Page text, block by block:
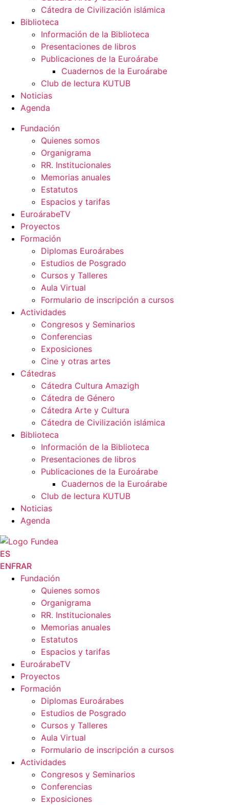
Cátedra de Civilización islámica
Biblioteca
Información de la Biblioteca
Presentaciones de libros
Publicaciones de la Euroárabe
Cuadernos de la Euroárabe
Club de lectura KUTUB
Noticias
Agenda
Fundación
Quienes somos
Organigrama
RR. Institucionales
Memorias anuales
Estatutos
Espacios y tarifas
EuroárabeTV
Proyectos
Formación
Diplomas Euroárabes
Estudios de Posgrado
Cursos y Talleres
Aula Virtual
Formulario de inscripción a cursos
Actividades
Congresos y Seminarios
Conferencias
Exposiciones
Cine y otras artes
Cátedras
Cátedra Cultura Amazigh
Cátedra de Género
Cátedra Arte y Cultura
Cátedra de Civilización islámica
Biblioteca
Información de la Biblioteca
Presentaciones de libros
Publicaciones de la Euroárabe
Cuadernos de la Euroárabe
Club de lectura KUTUB
Noticias
Agenda
ES
ENFRAR
Fundación
Quienes somos
Organigrama
RR. Institucionales
Memorias anuales
Estatutos
Espacios y tarifas
EuroárabeTV
Proyectos
Formación
Diplomas Euroárabes
Estudios de Posgrado
Cursos y Talleres
Aula Virtual
Formulario de inscripción a cursos
Actividades
Congresos y Seminarios
Conferencias
Exposiciones